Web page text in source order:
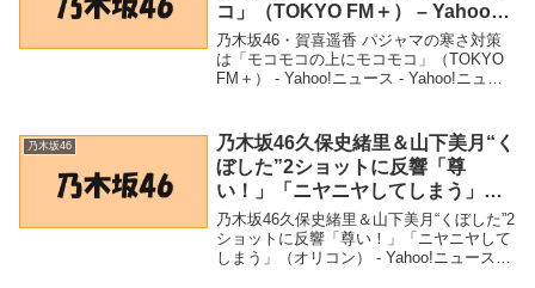
コ」（TOKYO FM＋） – Yahoo!
ニュース – Yahoo!ニュース
乃木坂46・賀喜遥香 パジャマの寒さ対策
は「モコモコの上にモコモコ」（TOKYO
FM＋） - Yahoo!ニュース - Yahoo!ニュー
にモコモコ」（TOK...
乃木坂46
乃木坂46久保史緒里＆山下美月“く
ぼした”2ショットに反響「尊
い！」「ニヤニヤしてしまう」
（オリコン） – Yahoo!ニュース –
Yahoo!ニュース
乃木坂46久保史緒里＆山下美月“くぼした”2
ショットに反響「尊い！」「ニヤニヤして
しまう」（オリコン） - Yahoo!ニュース -